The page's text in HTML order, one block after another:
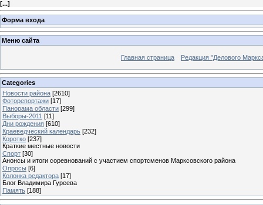
[...]
Форма входа
Меню сайта
Главная страница Редакция "Делового
Categories
Новости района [2610]
Фоторепортажи [17]
Панорама области [299]
Выборы-2011 [11]
Дни рождения [610]
Краеведческий календарь [232]
Коротко [237]
Краткие местные новости
Спорт [30]
Анонсы и итоги соревнований с участием спортсменов Марксовского района
Опросы [6]
Колонка редактора [17]
Блог Владимира Гуреева
Память [188]